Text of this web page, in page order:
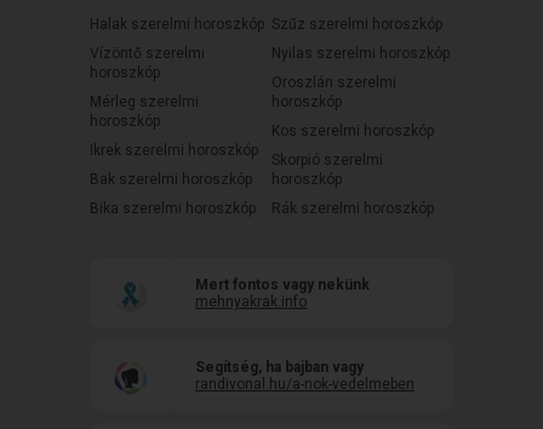
Halak szerelmi horoszkóp
Vízöntő szerelmi
horoszkóp
Mérleg szerelmi
horoszkóp
Ikrek szerelmi horoszkóp
Bak szerelmi horoszkóp
Bika szerelmi horoszkóp
Szűz szerelmi horoszkóp
Nyilas szerelmi horoszkóp
Oroszlán szerelmi
horoszkóp
Kos szerelmi horoszkóp
Skorpió szerelmi
horoszkóp
Rák szerelmi horoszkóp
Mert fontos vagy nekünk
mehnyakrak.info
Segítség, ha bajban vagy
randivonal.hu/a-nok-vedelmeben